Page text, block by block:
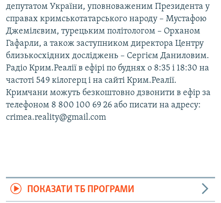
депутатом України, уповноваженим Президента у
справах кримськотатарського народу – Мустафою
Джемілєвим, турецьким політологом – Орханом
Гафарли, а також заступником директора Центру
близькосхідних досліджень – Сергієм Даниловим.
Радіо Крим.Реалії в ефірі по буднях о 8:35 і 18:30 на
частоті 549 кілогерц і на сайті Крим.Реалії.
Кримчани можуть безкоштовно дзвонити в ефір за
телефоном 8 800 100 69 26 або писати на адресу:
crimea.reality@gmail.com
ПОКАЗАТИ ТБ ПРОГРАМИ